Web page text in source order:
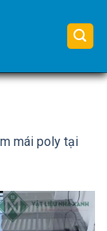
mái poly tại